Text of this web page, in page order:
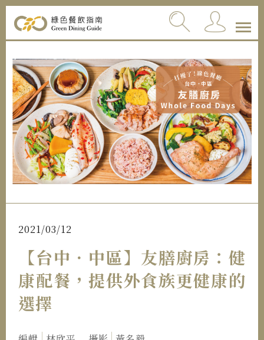
2021/03/12
【台中．中區】友膳廚房：健
康配餐，提供外食族更健康的
選擇